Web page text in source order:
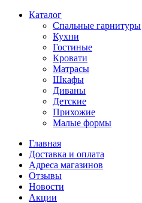
Каталог
Спальные гарнитуры
Кухни
Гостиные
Кровати
Матрасы
Шкафы
Диваны
Детские
Прихожие
Малые формы
Главная
Доставка и оплата
Адреса магазинов
Отзывы
Новости
Акции